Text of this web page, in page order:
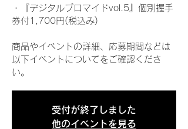
・『デジタルブロマイドvol.5』個別握手
券付1,700円(税込み)
商品やイベントの詳細、応募期間などは
以下イベントについてをご確認くださ
い。
受付が終了しました
他のイベントを見る